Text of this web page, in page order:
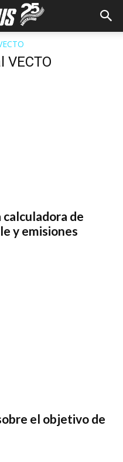
VECTO
de
y emisiones
el objetivo de